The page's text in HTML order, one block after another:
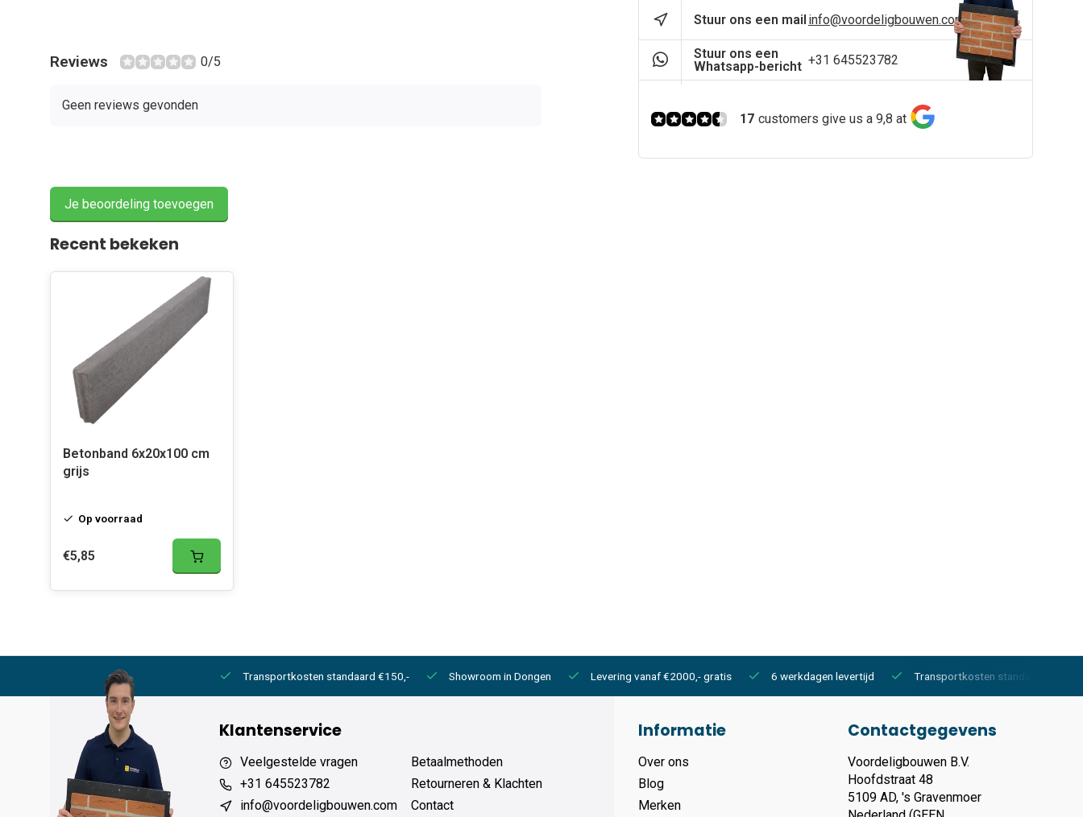
Reviews 0/5
Geen reviews gevonden
Je beoordeling toevoegen
Stuur ons een mail info@voordeligbouwen.com
Stuur ons een
Whatsapp-bericht +31 645523782
17 customers give us a 9,8 at
Recent bekeken
Betonband 6x20x100 cm
grijs
Op voorraad
€5,85
6 werkdagen levertijd Transportkosten standaard €150,- Showroom in Dongen Levering vanaf €2000,- gratis 6 werkdagen levertijd Transportkosten standaard €150,-
Klantenservice
Veelgestelde vragen
+31 645523782
info@voordeligbouwen.com
Betaalmethoden
Retourneren & Klachten
Contact
Informatie
Over ons
Blog
Merken
Contactgegevens
Voordeligbouwen B.V.
Hoofdstraat 48
5109 AD, 's Gravenmoer